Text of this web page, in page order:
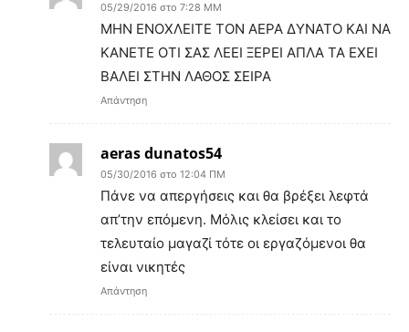
05/29/2016 στο 7:28 ΜΜ
ΜΗΝ ΕΝΟΧΛΕΙΤΕ ΤΟΝ ΑΕΡΑ ΔΥΝΑΤΟ ΚΑΙ ΝΑ
ΚΑΝΕΤΕ ΟΤΙ ΣΑΣ ΛΕΕΙ ΞΕΡΕΙ ΑΠΛΑ ΤΑ ΕΧΕΙ
ΒΑΛΕΙ ΣΤΗΝ ΛΑΘΟΣ ΣΕΙΡΑ
Απάντηση
aeras dunatos54
05/30/2016 στο 12:04 ΠΜ
Πάνε να απεργήσεις και θα βρέξει λεφτά
απ’την επόμενη. Μόλις κλείσει και το
τελευταίο μαγαζί τότε οι εργαζόμενοι θα
είναι νικητές
Απάντηση